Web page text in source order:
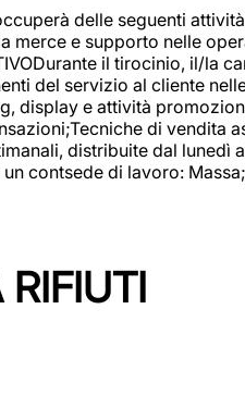
delle seguenti
e supporto nelle
il tirocinio, il/
del servizio al cliente
display e attività
di vendita
distribuite dal
contsede di lavoro: Massa;
RIFIUTI